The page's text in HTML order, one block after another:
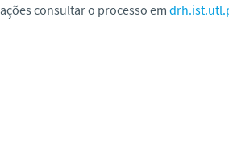
consultar o processo em